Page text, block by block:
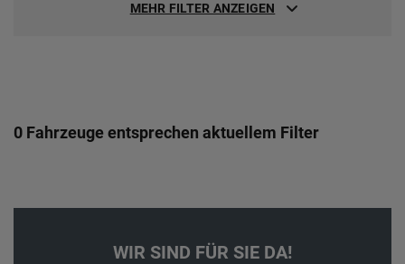
MEHR FILTER ANZEIGEN
0 Fahrzeuge entsprechen aktuellem Filter
WIR SIND FÜR SIE DA!